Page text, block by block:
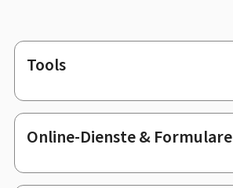
Footer
Tools
Online-Dienste & Formulare